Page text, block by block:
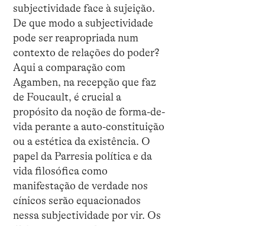
subjectividade face à sujeição.
De que modo a subjectividade
pode ser reapropriada num
contexto de relações do poder?
Aqui a comparação com
Agamben, na recepção que faz
de Foucault, é crucial a
propósito da noção de forma-de-
vida perante a auto-constituição
ou a estética da existência. O
papel da Parresia política e da
vida filosófica como
manifestação de verdade nos
cínicos serão equacionados
nessa subjectividade por vir. Os